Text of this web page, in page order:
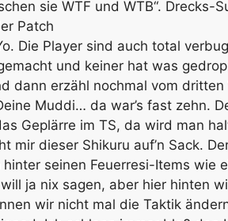
sie WTF und WTB“. Drecks-
Patch
Die Player sind auch total
und keiner hat was
dann erzähl nochmal vom
Muddi… da war’s fast zehn.
Geplärre im TS, da wird man
mir dieser Shikuru auf’n Sack.
seinen Feuerresi-Items wie
ja nix sagen, aber hier hinten
wir nicht mal die Taktik